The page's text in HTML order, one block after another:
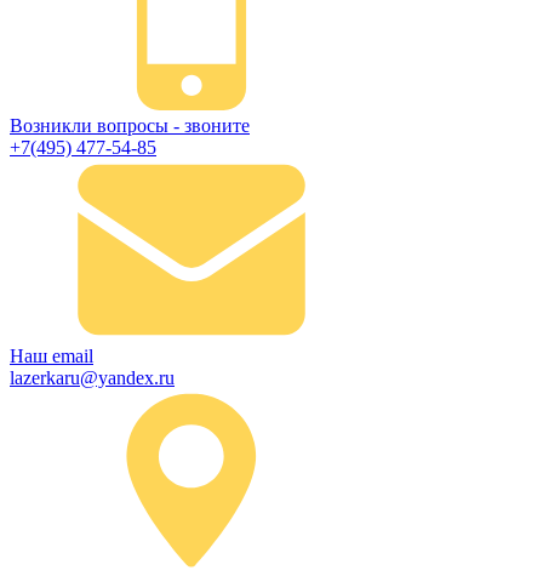
Возникли вопросы - звоните
+7(495) 477-54-85
Наш email
lazerkaru@yandex.ru